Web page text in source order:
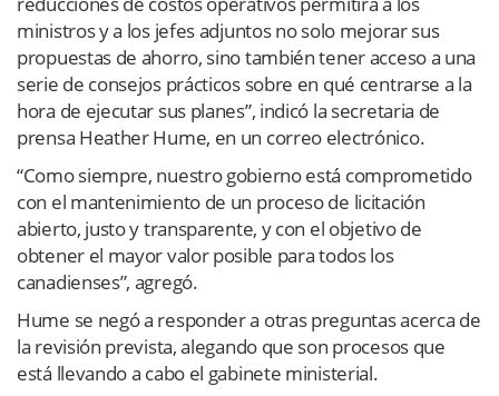
ministros y a los jefes adjuntos no solo mejorar sus
propuestas de ahorro, sino también tener acceso a una
serie de consejos prácticos sobre en qué centrarse a la
hora de ejecutar sus planes”, indicó la secretaria de
prensa Heather Hume, en un correo electrónico.
“Como siempre, nuestro gobierno está comprometido
con el mantenimiento de un proceso de licitación
abierto, justo y transparente, y con el objetivo de
obtener el mayor valor posible para todos los
canadienses”, agregó.
Hume se negó a responder a otras preguntas acerca de
la revisión prevista, alegando que son procesos que
está llevando a cabo el gabinete ministerial.